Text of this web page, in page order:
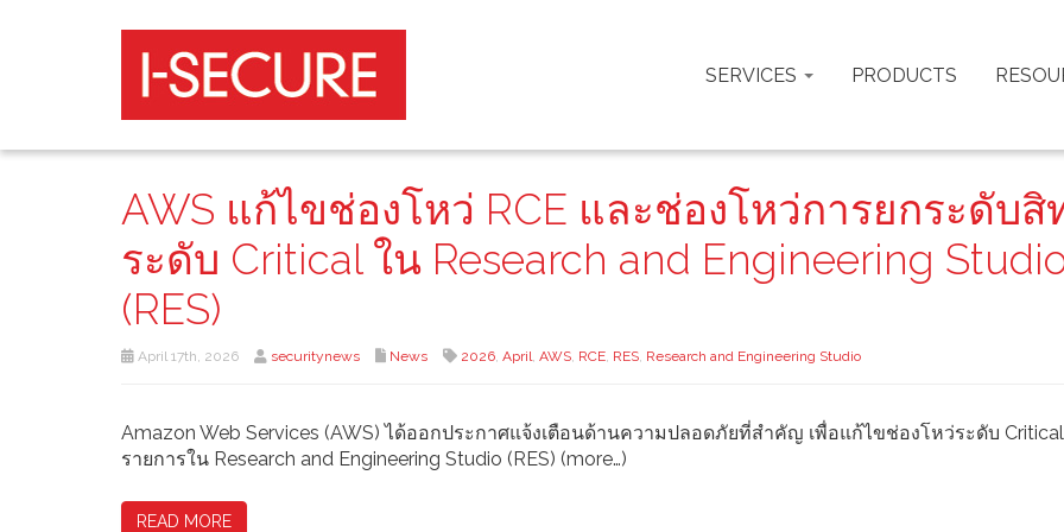
SERVICES PRODUCTS
AWS แก้ไขช่องโหว่ RCE และช่องโหว่การยกระดับสิ
ระดับ Critical ใน Research and Engineering
(RES)
April 17th, 2026 securitynews News 2026, April, AWS, RCE, RES, Research and Engineering Studio
Amazon Web Services (AWS) ได้ออกประกาศแจ้งเตือนด้านความปลอดภัยที่สำคัญ เพื่อแก้ไขช่องโหว่ระดับ
รายการใน Research and Engineering Studio (RES) (more…)
READ MORE